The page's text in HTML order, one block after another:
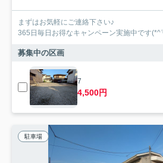
まずはお気軽にご連絡下さい♪
365日毎日お得なキャンペーン実施中です
募集中の区画
7
4,500円
駐車場